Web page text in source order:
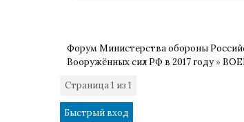
Форум Министерства обороны
Вооружённых сил РФ в 2017 году »
Страница1 из 1